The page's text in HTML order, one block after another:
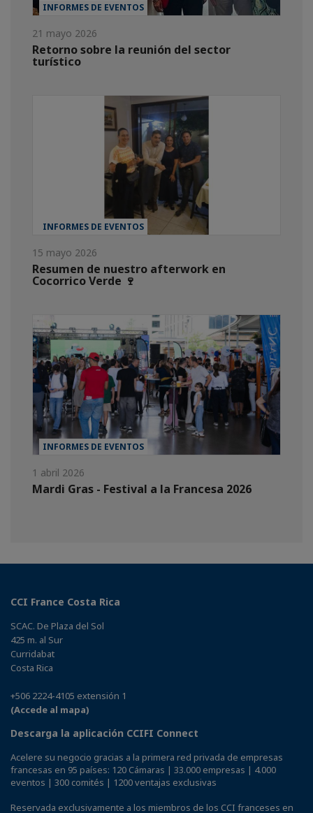
INFORMES DE EVENTOS
21 mayo 2026
Retorno sobre la reunión del sector
turístico
INFORMES DE EVENTOS
15 mayo 2026
Resumen de nuestro afterwork en
Cocorrico Verde 🍷
INFORMES DE EVENTOS
1 abril 2026
Mardi Gras - Festival a la Francesa 2026
CCI France Costa Rica
SCAC. De Plaza del Sol
425 m. al Sur
Curridabat
Costa Rica
+506 2224-4105 extensión 1
(Accede al mapa)
Descarga la aplicación CCIFI Connect
Acelere su negocio gracias a la primera red privada de empresas
francesas en 95 países: 120 Cámaras | 33.000 empresas | 4.000
eventos | 300 comités | 1200 ventajas exclusivas
Reservada exclusivamente a los miembros de los CCI franceses en